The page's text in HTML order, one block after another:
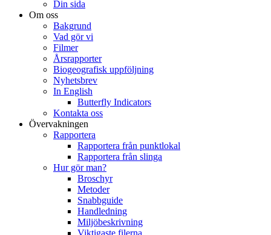
Din sida
Om oss
Bakgrund
Vad gör vi
Filmer
Årsrapporter
Biogeografisk uppföljning
Nyhetsbrev
In English
Butterfly Indicators
Kontakta oss
Övervakningen
Rapportera
Rapportera från punktlokal
Rapportera från slinga
Hur gör man?
Broschyr
Metoder
Snabbguide
Handledning
Miljöbeskrivning
Viktigaste filerna